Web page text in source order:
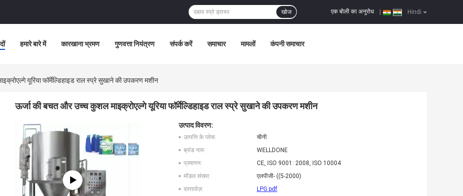
Hindi
एक बोली का अनुरोध
खोज
हमारे बारे में कारखाना भ्रमण गुणवत्ता नियंत्रण संपर्क करें समाचार मामलों कंपनी समाचार
यूरिया फॉर्मेल्डिहाइड राल स्प्रे सुखाने की उपकरण मशीन
ऊर्जा की बचत और उच्च कुशल माइक्रोएल्गे यूरिया फॉर्मेल्डिहाइड राल स्प्रे सुखाने की उपकरण मशीन
उत्पाद विवरण:
उत्पत्ति के प्लेस:
चीनी
ब्रांड नाम:
WELLDONE
प्रमाणन:
CE, ISO 9001: 2008, ISO 10004
मॉडल संख्या:
एलपीजी- ((5-2000)
दस्तावेज़:
LPG.pdf